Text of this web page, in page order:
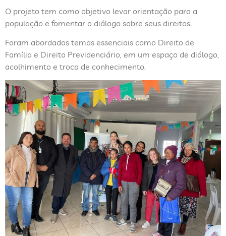
O projeto tem como objetivo levar orientação para a
população e fomentar o diálogo sobre seus direitos.
Foram abordados temas essenciais como Direito de
Família e Direito Previdenciário, em um espaço de diálogo,
acolhimento e troca de conhecimento.